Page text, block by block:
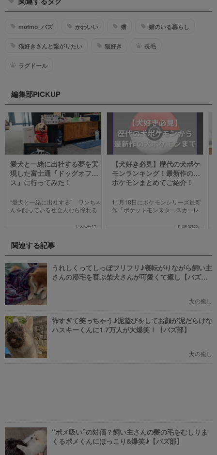
mofmo_バズ かわいい 猫 猫のいる暮らし
猫好きさんと繋がりたい 猫好き 長毛
ラグドール
編集部PICKUP
愛犬と一緒に出社する夢を実
現した富士通『ドッグオフィ
ス』に行ってみた！
“愛犬と一緒に出社する” ワンちゃ
んを飼っている社会人なら憧れる
そんな夢のような取り組みを富士
いました。富士通が愛犬家のため
にどんな取り組みをしているのか
新たに設立された【ドッグオフィ
ス】を取材してきました！
犬の生活
【犬好き必見】歴代の犬ポケ
モンランキング！最新作の犬
ポケモンまとめてご紹介！
11月18日にポケモンシリーズ最新
作「ポケットモンスタースカーレ
オレット」が世界同時発売しまし
った方も、可愛くてかっこいい犬
モチーフのポケモンにメロメロに
なっちゃうかも。
犬種図鑑
関連する記事
うれしくってしっぽフリフリ♪寝転がりながら飼い主
さんの帰宅を喜ぶ柴犬さんが可愛くて癒し【バズ
犬の癒し
怖すぎて笑っちゃう♪泥遊びをしてお顔が泥だらけな
ハスキーくんに1.7万人が大爆笑！【バズ部】
犬の癒し
“ポメ吸い”の対価？飼い主さんの髪の毛をむしりま
くるポメくんにほっこり&爆笑♪【バズ部】